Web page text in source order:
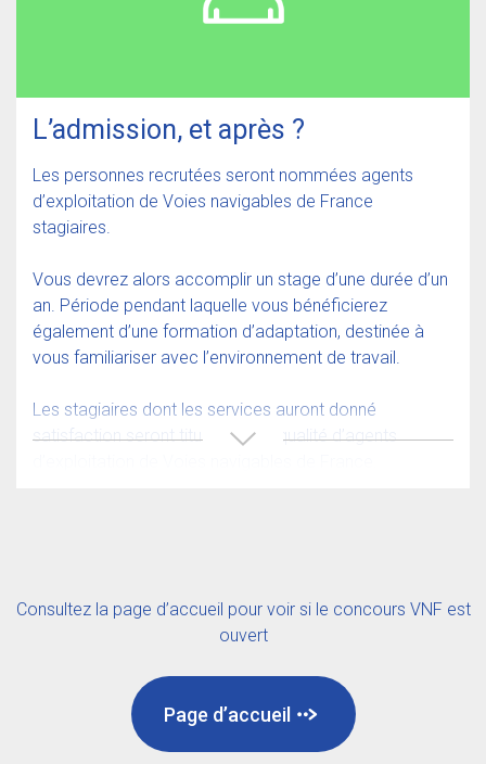
L’admission, et après ?
Les personnes recrutées seront nommées agents
d’exploitation de Voies navigables de France
stagiaires.
Vous devrez alors accomplir un stage d’une durée d’un
an. Période pendant laquelle vous bénéficierez
également d’une formation d’adaptation, destinée à
vous familiariser avec l’environnement de travail.
Les stagiaires dont les services auront donné
satisfaction seront titularisés en qualité d’agents
paritaire.
un stage complémentaire, ou dont le stage
complémentaire n’aurait pas donné satisfaction, seront
licenciés, sauf s’ils avaient préalablement la qualité de
Consultez la page d’accueil pour voir si le concours VNF est
ouvert
Page d’accueil